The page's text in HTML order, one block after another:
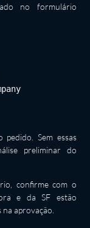
no formulário
pedido. Sem essas
preliminar do
confirme com o
e da SF estão
aprovação.